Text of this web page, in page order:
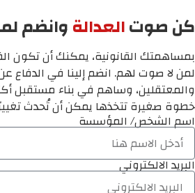
كن صوتالعدالةوانضم
بمساهمتك القانونية، يمكنك أن تكون
لمن لا صوت لهم. انضم إلينا في الدفاع
والمعتقلين، وساهم في بناء مستقبل
خطوة صغيرة تتخذها يمكن أن تُحدث
اسم الشخص/ المؤسسة
البريد الالكتروني